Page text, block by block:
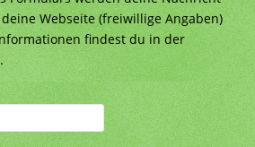
Webseite (freiwillige Angaben)
findest du in der
.